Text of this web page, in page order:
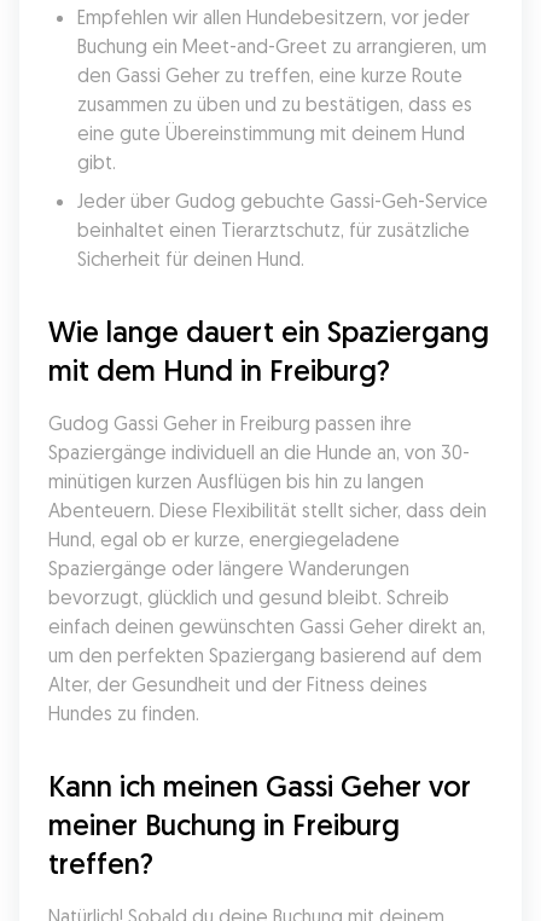
Empfehlen wir allen Hundebesitzern, vor jeder
Buchung ein Meet-and-Greet zu arrangieren, um
den Gassi Geher zu treffen, eine kurze Route
zusammen zu üben und zu bestätigen, dass es
eine gute Übereinstimmung mit deinem Hund
gibt.
Jeder über Gudog gebuchte Gassi-Geh-Service
beinhaltet einen Tierarztschutz, für zusätzliche
Sicherheit für deinen Hund.
Wie lange dauert ein Spaziergang
mit dem Hund in Freiburg?
Gudog Gassi Geher in Freiburg passen ihre
Spaziergänge individuell an die Hunde an, von 30-
minütigen kurzen Ausflügen bis hin zu langen
Abenteuern. Diese Flexibilität stellt sicher, dass dein
Hund, egal ob er kurze, energiegeladene
Spaziergänge oder längere Wanderungen
bevorzugt, glücklich und gesund bleibt. Schreib
einfach deinen gewünschten Gassi Geher direkt an,
um den perfekten Spaziergang basierend auf dem
Alter, der Gesundheit und der Fitness deines
Hundes zu finden.
Kann ich meinen Gassi Geher vor
meiner Buchung in Freiburg
treffen?
Natürlich! Sobald du deine Buchung mit deinem